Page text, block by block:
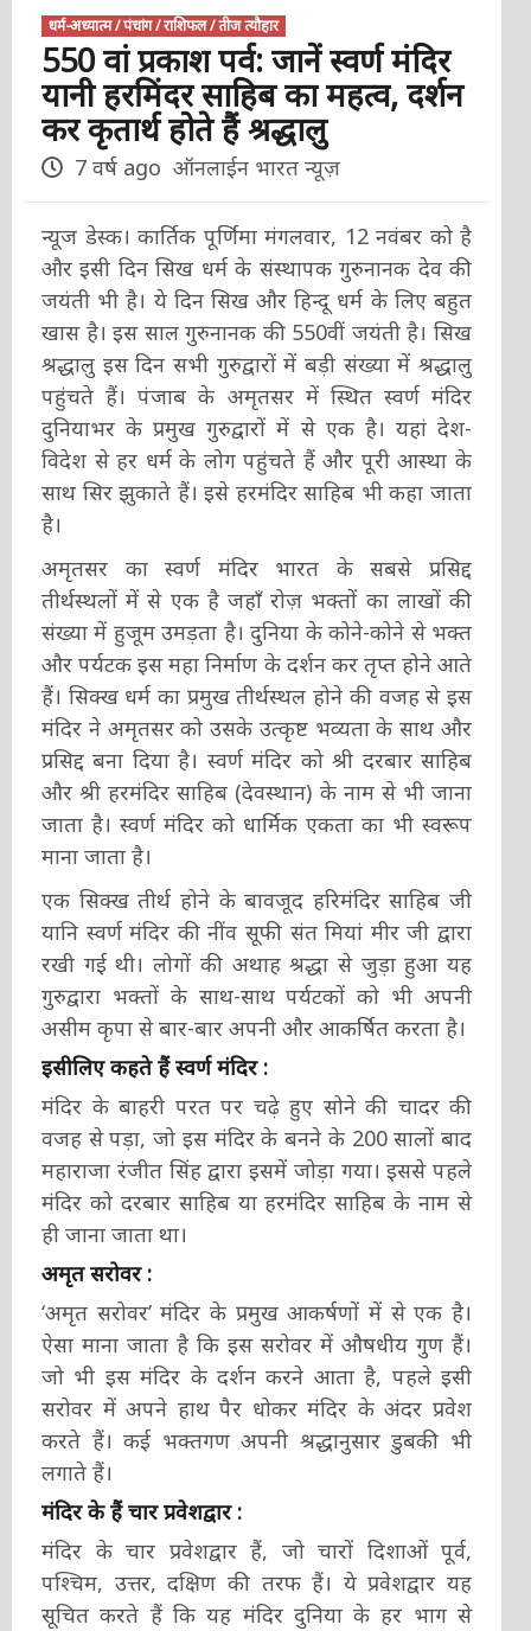
धर्म-अध्यात्म / पंचांग / राशिफल / तीज त्यौहार
550 वां प्रकाश पर्व: जानें स्वर्ण मंदिर
यानी हरमिंदर साहिब का महत्व, दर्शन
कर कृतार्थ होते हैं श्रद्धालु
7 वर्ष ago ऑनलाईन भारत न्यूज़
न्यूज डेस्क। कार्तिक पूर्णिमा मंगलवार, 12 नवंबर को है
और इसी दिन सिख धर्म के संस्थापक गुरुनानक देव की
जयंती भी है। ये दिन सिख और हिन्दू धर्म के लिए बहुत
खास है। इस साल गुरुनानक की 550वीं जयंती है। सिख
श्रद्धालु इस दिन सभी गुरुद्वारों में बड़ी संख्या में श्रद्धालु
पहुंचते हैं। पंजाब के अमृतसर में स्थित स्वर्ण मंदिर
दुनियाभर के प्रमुख गुरुद्वारों में से एक है। यहां देश-
विदेश से हर धर्म के लोग पहुंचते हैं और पूरी आस्था के
साथ सिर झुकाते हैं। इसे हरमंदिर साहिब भी कहा जाता
है।
अमृतसर का स्वर्ण मंदिर भारत के सबसे प्रसिद्द
तीर्थस्थलों में से एक है जहाँ रोज़ भक्तों का लाखों की
संख्या में हुजूम उमड़ता है। दुनिया के कोने-कोने से भक्त
और पर्यटक इस महा निर्माण के दर्शन कर तृप्त होने आते
हैं। सिक्ख धर्म का प्रमुख तीर्थस्थल होने की वजह से इस
मंदिर ने अमृतसर को उसके उत्कृष्ट भव्यता के साथ और
प्रसिद्द बना दिया है। स्वर्ण मंदिर को श्री दरबार साहिब
और श्री हरमंदिर साहिब (देवस्थान) के नाम से भी जाना
जाता है। स्वर्ण मंदिर को धार्मिक एकता का भी स्वरूप
माना जाता है।
एक सिक्ख तीर्थ होने के बावजूद हरिमंदिर साहिब जी
यानि स्वर्ण मंदिर की नींव सूफी संत मियां मीर जी द्वारा
रखी गई थी। लोगों की अथाह श्रद्धा से जुड़ा हुआ यह
गुरुद्वारा भक्तों के साथ-साथ पर्यटकों को भी अपनी
असीम कृपा से बार-बार अपनी और आकर्षित करता है।
इसीलिए कहते हैं स्वर्ण मंदिर :
मंदिर के बाहरी परत पर चढ़े हुए सोने की चादर की
वजह से पड़ा, जो इस मंदिर के बनने के 200 सालों बाद
महाराजा रंजीत सिंह द्वारा इसमें जोड़ा गया। इससे पहले
मंदिर को दरबार साहिब या हरमंदिर साहिब के नाम से
ही जाना जाता था।
अमृत सरोवर :
‘अमृत सरोवर’ मंदिर के प्रमुख आकर्षणों में से एक है।
ऐसा माना जाता है कि इस सरोवर में औषधीय गुण हैं।
जो भी इस मंदिर के दर्शन करने आता है, पहले इसी
सरोवर में अपने हाथ पैर धोकर मंदिर के अंदर प्रवेश
करते हैं। कई भक्तगण अपनी श्रद्धानुसार डुबकी भी
लगाते हैं।
मंदिर के हैं चार प्रवेशद्वार :
मंदिर के चार प्रवेशद्वार हैं, जो चारों दिशाओं पूर्व,
पश्चिम, उत्तर, दक्षिण की तरफ हैं। ये प्रवेशद्वार यह
सूचित करते हैं कि यह मंदिर दुनिया के हर भाग से